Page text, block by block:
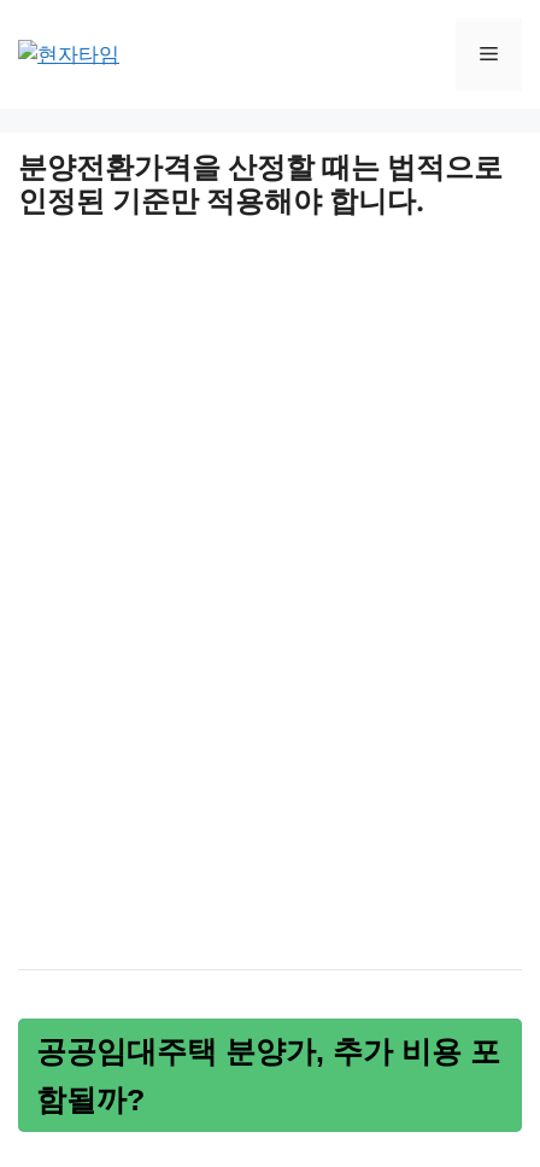
분양전환가격을 산정할 때는 법적으로
인정된 기준만 적용해야 합니다.
공공임대주택 분양가, 추가 비용 포
함될까?